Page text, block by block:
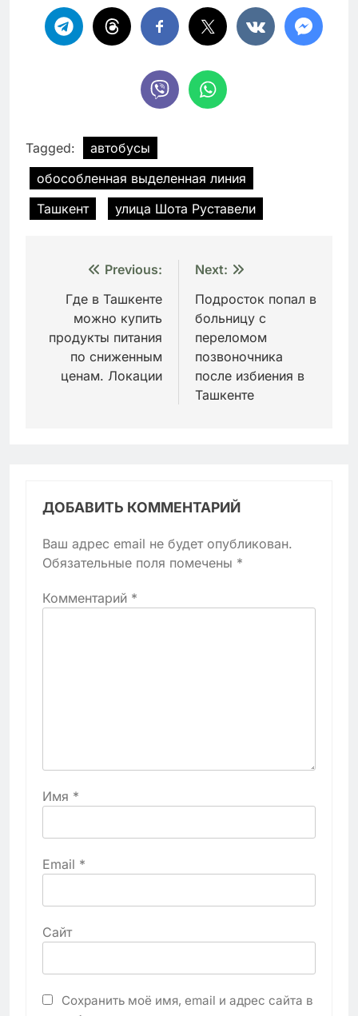
Tagged:
автобусы
обособленная выделенная линия
Ташкент
улица Шота Руставели
Навигация
записям
Previous:
Где в Ташкенте
можно купить
продукты питания
по сниженным
ценам. Локации
Next:
Подросток попал в
больницу с
переломом
позвоночника
после избиения в
Ташкенте
ДОБАВИТЬ КОММЕНТАРИЙ
Ваш адрес email не будет опубликован.
Обязательные поля помечены *
Комментарий *
Имя *
Email *
Сайт
Сохранить моё имя, email и адрес сайта в